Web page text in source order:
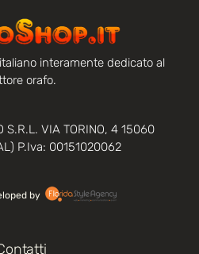
interamente dedicato al
orafo.
S.R.L. VIA TORINO, 4 15060
P.Iva: 00151020062